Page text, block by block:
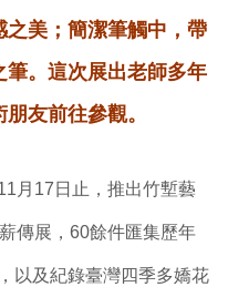
美；簡潔筆觸中，帶
。這次展出老師多年
友前往參觀。
月17日止，推出竹塹藝
傳展，60餘件匯集歷年
以及紀錄臺灣四季多嬌花